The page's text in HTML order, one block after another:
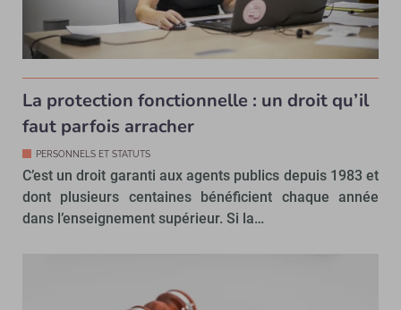
La protection fonctionnelle : un droit qu’il
faut parfois arracher
PERSONNELS ET STATUTS
C’est un droit garanti aux agents publics depuis 1983 et
dont plusieurs centaines bénéficient chaque année
dans l’enseignement supérieur. Si la…